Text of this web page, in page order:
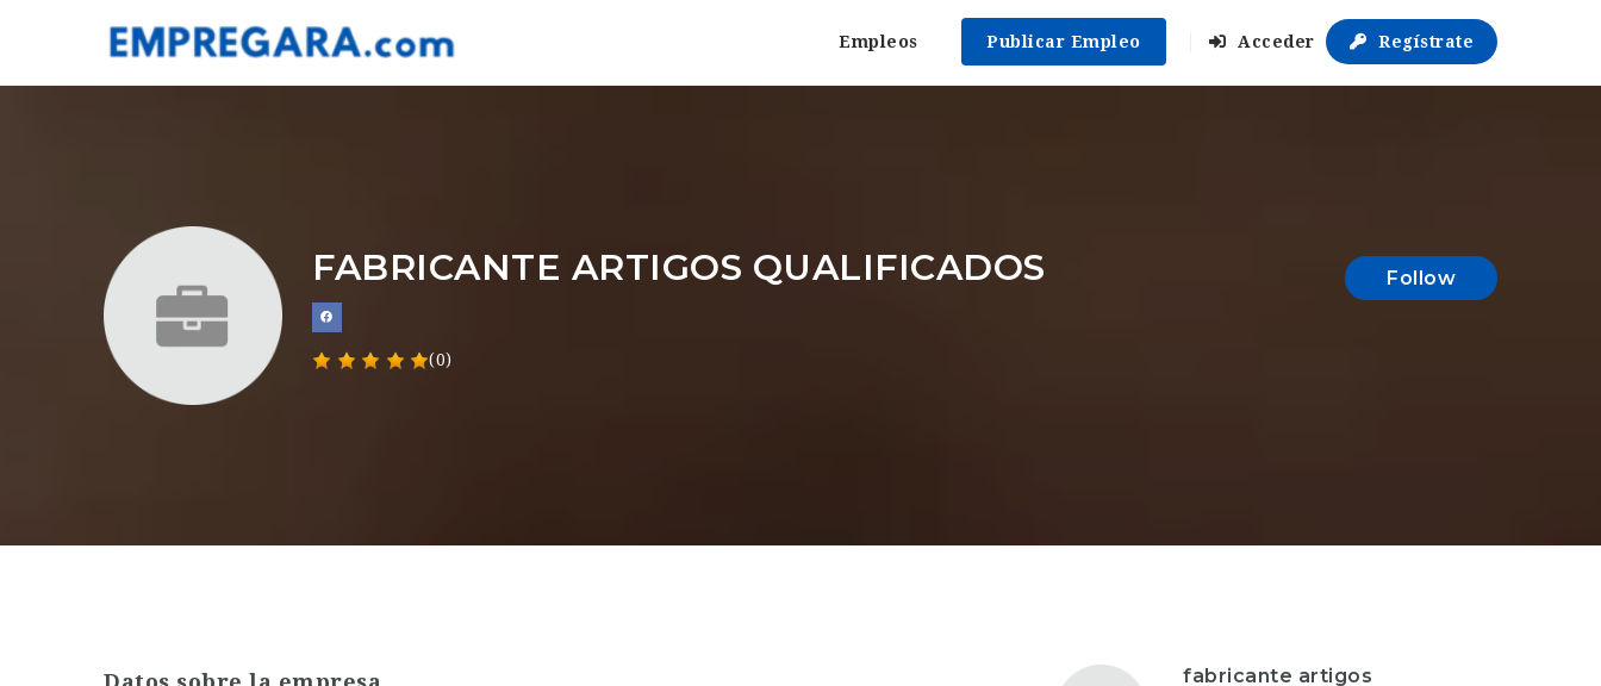
Empleos Publicar Empleo Acceder Regístrate
FABRICANTE ARTIGOS QUALIFICADOS
(0)
Follow
fabricante artigos